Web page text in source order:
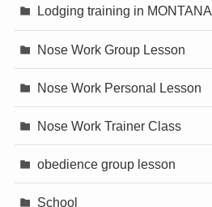
Lodging training in MONTANA
Nose Work Group Lesson
Nose Work Personal Lesson
Nose Work Trainer Class
obedience group lesson
School